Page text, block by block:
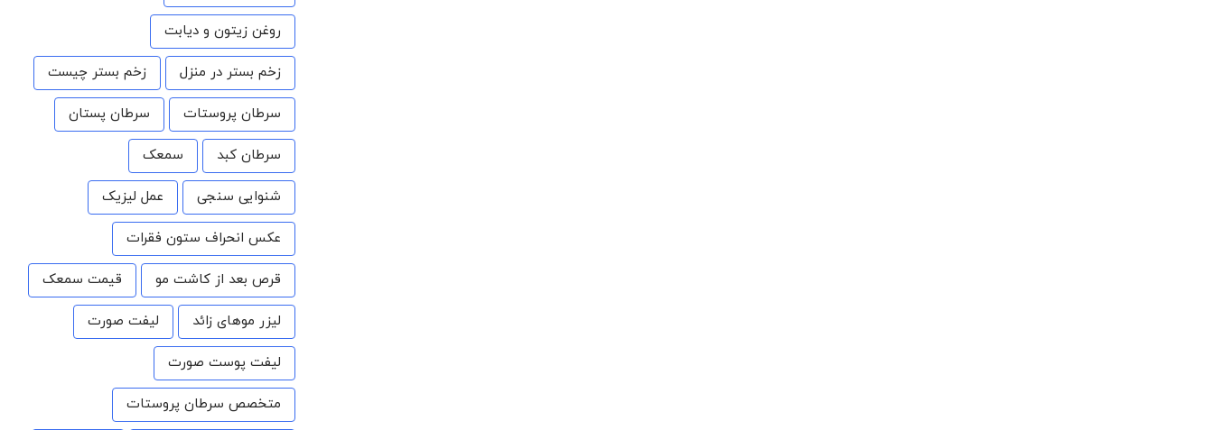
روغن زیتون و دیابت
زخم بستر در منزل زخم بستر چیست
سرطان پروستات سرطان پستان
سرطان کبد سمعک
شنوایی سنجی عمل لیزیک
عکس انحراف ستون فقرات
قرص بعد از کاشت مو قیمت سمعک
لیزر موهای زائد لیفت صورت
لیفت پوست صورت
متخصص سرطان پروستات